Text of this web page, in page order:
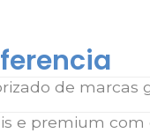
de marcas
e premium com